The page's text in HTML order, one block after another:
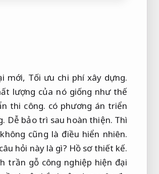
mới, Tối ưu chi phí xây dựng.
lượng của nó giống như thế
thi công. có phương án triển
Dễ bảo trì sau hoàn thiện. Thì
cũng là điều hiển nhiên.
hỏi này là gì? Hồ sơ thiết kế.
trần gỗ công nghiệp hiện đại